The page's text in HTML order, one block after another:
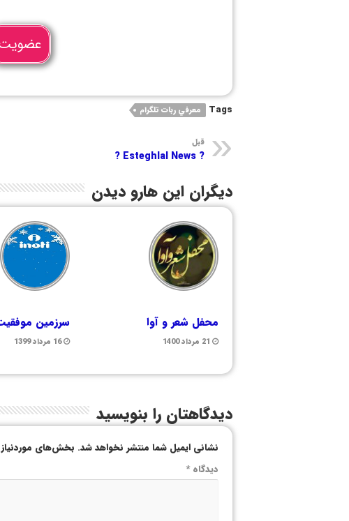
Tags معرفي ربات تلگرام
قبل
? Esteghlal News ?
دیگران این هارو دیدن
محفل شعر و آوا
21 مرداد 1400
سرزمین
16 مرداد 1399
دیدگاهتان را بنویسید
نشانی ایمیل شما منتشر نخواهد شد. بخش‌های
دیدگاه*